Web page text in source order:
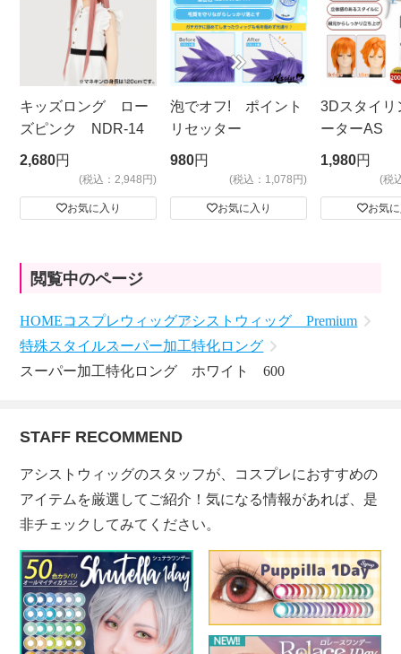
キッズロング ロー
ズピンク NDR-14
2,680円
(税込：2,948円)
お気に入り
泡でオフ! ポイント
リセッター
980円
(税込：1,078円)
お気に入り
3Dスタイリ
ーターAS
ビッグサイ
1,980円
(税
お気
閲覧中のページ
HOMEコスプレウィッグアシストウィッグ Premium
特殊スタイルスーパー加工特化ロング
スーパー加工特化ロング ホワイト 600
STAFF RECOMMEND
アシストウィッグのスタッフが、コスプレにおすすめの
アイテムを厳選してご紹介！気になる情報があれば、是
非チェックしてみてください。